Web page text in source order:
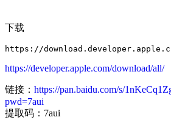
下载
https://developer.apple.com/download/all/
链接： https://pan.baidu.com/s/
pwd=7aui
提取码：7aui